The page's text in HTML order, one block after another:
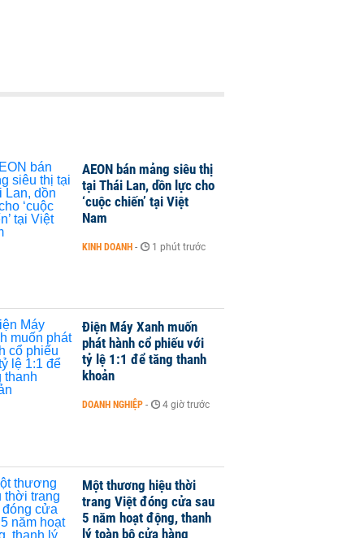
AEON bán mảng siêu thị
tại Thái Lan, dồn lực cho
‘cuộc chiến’ tại Việt
Nam
KINH DOANH - 1 phút trước
Điện Máy Xanh muốn
phát hành cổ phiếu với
tỷ lệ 1:1 để tăng thanh
khoản
DOANH NGHIỆP - 4 giờ trước
Một thương hiệu thời
trang Việt đóng cửa sau
5 năm hoạt động, thanh
lý toàn bộ cửa hàng